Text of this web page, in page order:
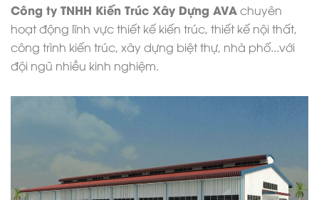
Công ty TNHH Kiến Trúc Xây Dựng AVAchuyên
hoạt động lĩnh vựcthiết kế kiến trúc, thiết kế nội thất,
công trình kiến trúc, xây dựng biệt thự, nhà phố...với
đội ngũ nhiều kinh nghiệm.